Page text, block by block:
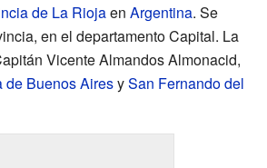
de La Riojaen Argentina. Se
en el departamento Capital. La
Vicente Almandos Almonacid,
de Buenos AiresySan Fernando del